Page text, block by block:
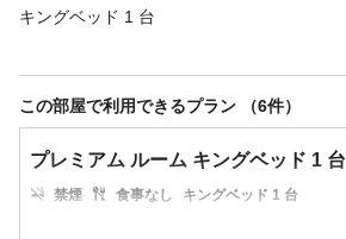
キングベッド 1 台
この部屋で利用できるプラン （6件）
プレミアム ルーム キングベッド 1 台
禁煙 食事なし
キングベッド 1 台